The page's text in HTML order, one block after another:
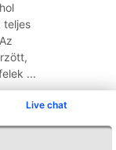
Live chat
teljes
...